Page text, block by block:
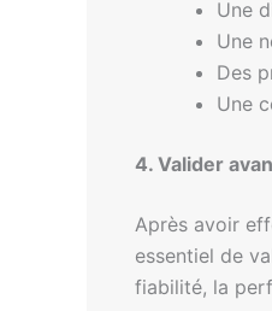
Une
Une
Des
Une
4. Valider
Après avoir
essentiel de
fiabilité, la